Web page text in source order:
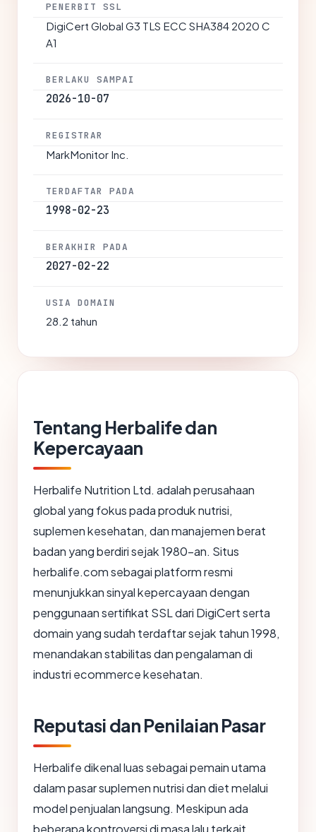
PENERBIT SSL
DigiCert Global G3 TLS ECC SHA384 2020 C
A1
BERLAKU SAMPAI
2026-10-07
REGISTRAR
MarkMonitor Inc.
TERDAFTAR PADA
1998-02-23
BERAKHIR PADA
2027-02-22
USIA DOMAIN
28.2 tahun
Tentang Herbalife dan
Kepercayaan
Herbalife Nutrition Ltd. adalah perusahaan
global yang fokus pada produk nutrisi,
suplemen kesehatan, dan manajemen berat
badan yang berdiri sejak 1980-an. Situs
herbalife.com sebagai platform resmi
menunjukkan sinyal kepercayaan dengan
penggunaan sertifikat SSL dari DigiCert serta
domain yang sudah terdaftar sejak tahun 1998,
menandakan stabilitas dan pengalaman di
industri ecommerce kesehatan.
Reputasi dan Penilaian Pasar
Herbalife dikenal luas sebagai pemain utama
dalam pasar suplemen nutrisi dan diet melalui
model penjualan langsung. Meskipun ada
beberapa kontroversi di masa lalu terkait